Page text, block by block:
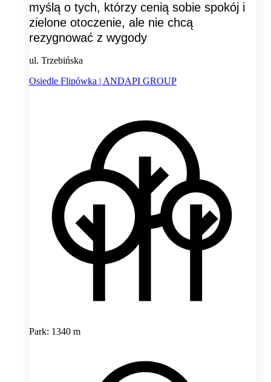
myślą o tych, którzy cenią sobie spokój i
zielone otoczenie, ale nie chcą
rezygnować z wygody
ul. Trzebińska
Osiedle Flipówka | ANDAPI GROUP
Park: 1340 m